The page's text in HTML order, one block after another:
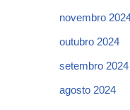
novembro
outubro 2024
setembro 2024
agosto 2024